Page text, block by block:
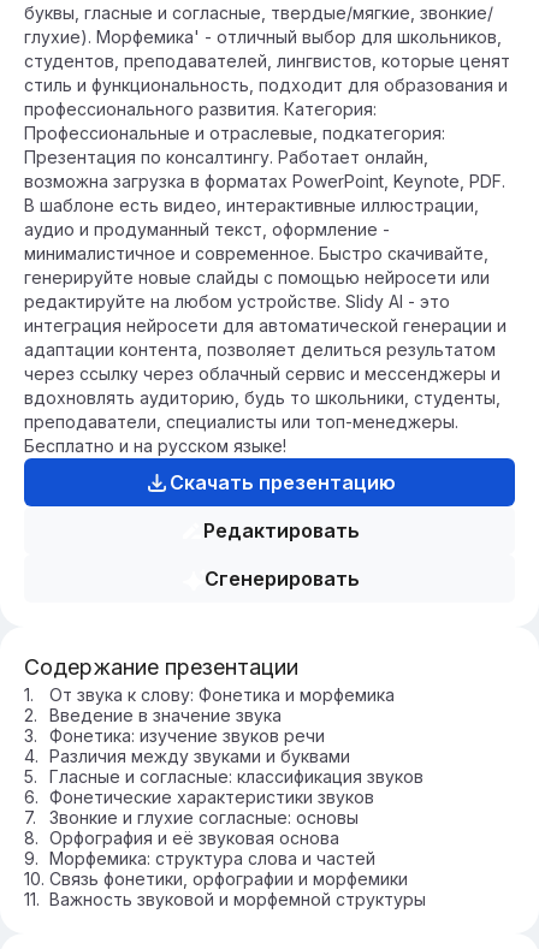
буквы, гласные и согласные, твердые/мягкие, звонкие/
глухие). Морфемика' - отличный выбор для школьников,
студентов, преподавателей, лингвистов, которые ценят
стиль и функциональность, подходит для образования и
профессионального развития. Категория:
Профессиональные и отраслевые, подкатегория:
Презентация по консалтингу. Работает онлайн,
возможна загрузка в форматах PowerPoint, Keynote, PDF.
В шаблоне есть видео, интерактивные иллюстрации,
аудио и продуманный текст, оформление -
минималистичное и современное. Быстро скачивайте,
генерируйте новые слайды с помощью нейросети или
редактируйте на любом устройстве. Slidy AI - это
интеграция нейросети для автоматической генерации и
адаптации контента, позволяет делиться результатом
через ссылку через облачный сервис и мессенджеры и
вдохновлять аудиторию, будь то школьники, студенты,
преподаватели, специалисты или топ-менеджеры.
Бесплатно и на русском языке!
Скачать презентацию
Редактировать
Сгенерировать
Содержание презентации
От звука к слову: Фонетика и морфемика
Введение в значение звука
Фонетика: изучение звуков речи
Различия между звуками и буквами
Гласные и согласные: классификация звуков
Фонетические характеристики звуков
Звонкие и глухие согласные: основы
Орфография и её звуковая основа
Морфемика: структура слова и частей
Связь фонетики, орфографии и морфемики
Важность звуковой и морфемной структуры